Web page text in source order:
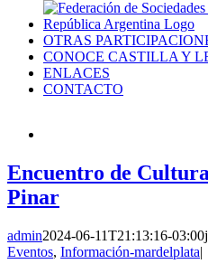
OTRAS
CONOCE CASTILLA Y
ENLACES
CONTACTO
Encuentro de
Pinar
admin2024-06-11T21:13:16-03:00
Eventos, Información-mardelplata|